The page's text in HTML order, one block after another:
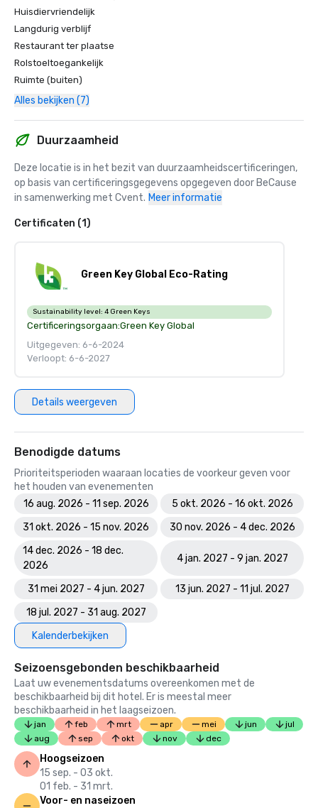
Huisdiervriendelijk
Langdurig verblijf
Restaurant ter plaatse
Rolstoeltoegankelijk
Ruimte (buiten)
Alles bekijken (7)
Duurzaamheid
Deze locatie is in het bezit van duurzaamheidscertificeringen,
op basis van certificeringsgegevens opgegeven door BeCause
in samenwerking met Cvent. Meer informatie
Certificaten (1)
Green Key Global Eco-Rating
Sustainability level: 4 Green Keys
Certificeringsorgaan:Green Key Global
Uitgegeven: 6-6-2024
Verloopt: 6-6-2027
Details weergeven
Benodigde datums
Prioriteitsperioden waaraan locaties de voorkeur geven voor
het houden van evenementen
16 aug. 2026 - 11 sep. 2026
5 okt. 2026 - 16 okt. 2026
31 okt. 2026 - 15 nov. 2026
30 nov. 2026 - 4 dec. 2026
14 dec. 2026 - 18 dec.
2026
4 jan. 2027 - 9 jan. 2027
31 mei 2027 - 4 jun. 2027
13 jun. 2027 - 11 jul. 2027
18 jul. 2027 - 31 aug. 2027
Kalenderbekijken
Seizoensgebonden beschikbaarheid
Laat uw evenementsdatums overeenkomen met de
beschikbaarheid bij dit hotel. Er is meestal meer
beschikbaarheid in het laagseizoen.
jan feb mrt apr mei jun
jul
aug
sep okt nov dec
Hoogseizoen
15 sep. - 03 okt.
01 feb. - 31 mrt.
Voor- en naseizoen